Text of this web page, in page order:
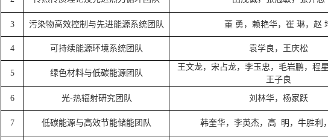
3 污染物高效控制与先进能源系统团队 董 勇，赖艳华，崔 琳，赵
4 可持续能源环境系统团队 袁学良，王庆松
5 绿色材料与低碳能源团队
王文龙，宋占龙，李玉忠，毛岩鹏，程
王子良
6 光-热辐射研究团队 刘林华，杨家跃
7 低碳能源与高效节能储能团队 韩奎华，李英杰，高 明，牛胜利